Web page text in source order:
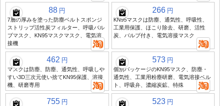
88 円
7層の厚みを塗った防塵ベルトスポンジ
ストリップ活性炭フィルター、呼吸バル
ブマスク、KN95マスクマスク、電気溶
接機
266 円
KN95マスクは防塵、通気性、呼吸性、
工業用保護、ほこり除去、研磨、活性
炭、バルブ付き、電気溶接マスク
462 円
マスクは防塵、防塵、通気性、呼吸しや
すい3D三次元使い捨てKN95保護、溶接
機、研磨専用
573 円
個別パッケージのKN95マスク、防塵・
通気性、工業用粉塵研磨、電気溶接ベル
ト、呼吸弁、濃縮炭鉱、特殊
755 円 523 円